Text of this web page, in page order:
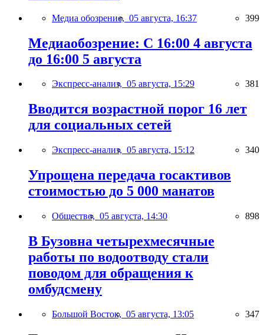
Медиа обозрение, 05 августа, 16:37 399
Медиаобозрение: С 16:00 4 августа
до 16:00 5 августа
Экспресс-анализ, 05 августа, 15:29 381
Вводится возрастной порог 16 лет
для социальных сетей
Экспресс-анализ, 05 августа, 15:12 340
Упрощена передача госактивов
стоимостью до 5 000 манатов
Общество, 05 августа, 14:30 898
В Бузовна четырехмесячные
работы по водоотводу стали
поводом для обращения к
омбудсмену
Большой Восток, 05 августа, 13:05 347